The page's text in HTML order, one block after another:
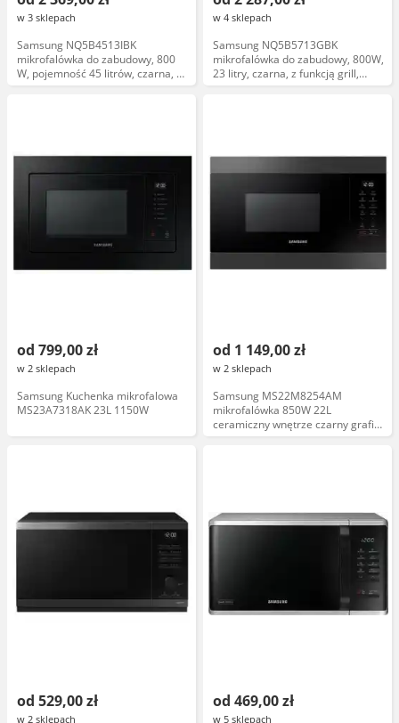
w 3 sklepach
Samsung NQ5B4513IBK
mikrofalówka do zabudowy, 800
W, pojemność 45 litrów, czarna, z
funkcją grill, sterowanie dotykowe
w 4 sklepach
Samsung NQ5B5713GBK
mikrofalówka do zabudowy, 800W,
23 litry, czarna, z funkcją grill,
sterowanie dotykowe
od 799,00 zł
w 2 sklepach
Samsung Kuchenka mikrofalowa
MS23A7318AK 23L 1150W
od 1 149,00 zł
w 2 sklepach
Samsung MS22M8254AM
mikrofalówka 850W 22L
ceramiczny wnętrze czarny grafit
funkcja keep warm, ramka Music
od 529,00 zł
w 2 sklepach
od 469,00 zł
w 5 sklepach